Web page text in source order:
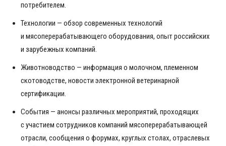
потребителем.
Технологии — обзор современных технологий
и мясоперерабатывающего оборудования, опыт российских
и зарубежных компаний.
Животноводство — информация о молочном, племенном
скотоводстве, новости электронной ветеринарной
сертификации.
События — анонсы различных мероприятий, проходящих
с участием сотрудников компаний мясоперерабатывающей
отрасли, сообщения о форумах, круглых столах, отраслевых